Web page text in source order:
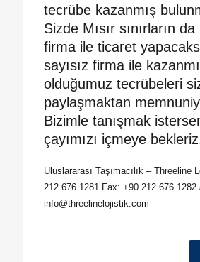
tecrübe kazanmış
Sizde Mısır sınırların
firma ile ticaret
sayısız firma ile
olduğumuz tecrübeleri
paylaşmaktan
Bizimle tanışmak
çayımızı içmeye
Uluslararası Taşımacılık – Threeline
212 676 1281 Fax: +90 212 676 1282
info@threelinelojistik.com